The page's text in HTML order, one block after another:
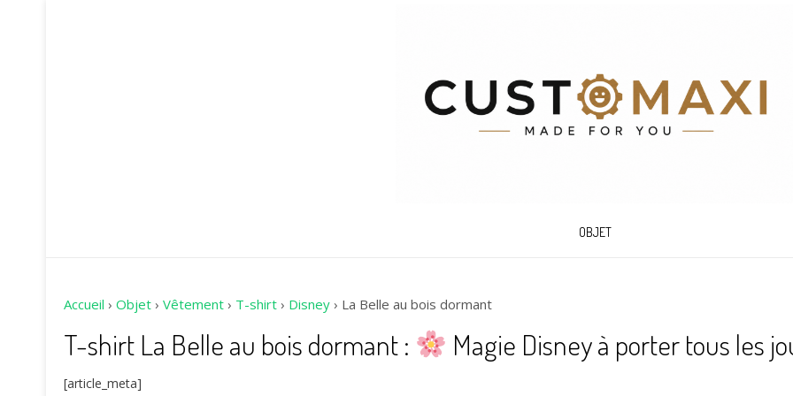
OBJET
Accueil › Objet › Vêtement › T-shirt › Disney › La Belle au bois dormant
T-shirt La Belle au bois dormant : Magie Disney à porter tous les
[article_meta]